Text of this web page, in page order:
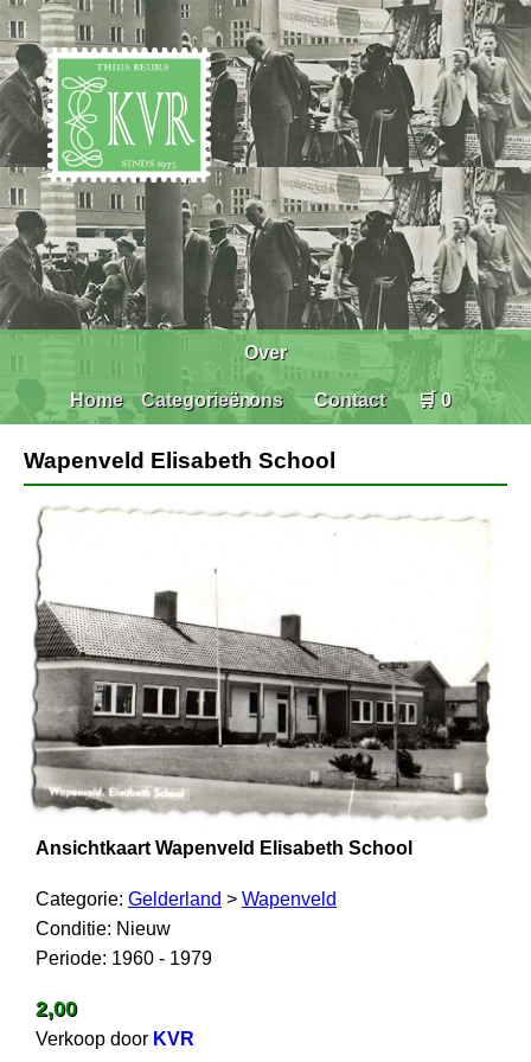
Home Categorieën
Over
ons Contact 🛒 0
Wapenveld Elisabeth School
Ansichtkaart Wapenveld Elisabeth School
Categorie: Gelderland > Wapenveld
Conditie: Nieuw
Periode: 1960 - 1979
2,00
Verkoop door KVR